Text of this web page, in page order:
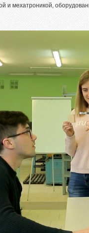
и мехатроникой,